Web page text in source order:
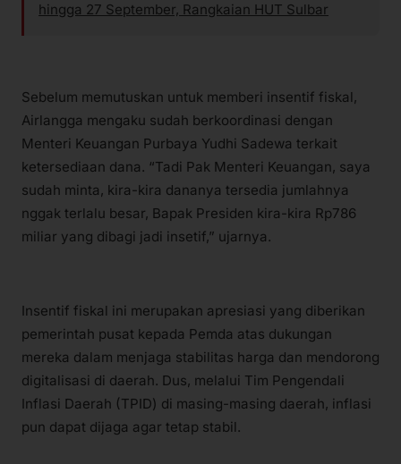
hingga 27 September, Rangkaian HUT Sulbar
Sebelum memutuskan untuk memberi insentif fiskal,
Airlangga mengaku sudah berkoordinasi dengan
Menteri Keuangan Purbaya Yudhi Sadewa terkait
ketersediaan dana. “Tadi Pak Menteri Keuangan, saya
sudah minta, kira-kira dananya tersedia jumlahnya
nggak terlalu besar, Bapak Presiden kira-kira Rp786
miliar yang dibagi jadi insetif,” ujarnya.
Insentif fiskal ini merupakan apresiasi yang diberikan
pemerintah pusat kepada Pemda atas dukungan
mereka dalam menjaga stabilitas harga dan mendorong
digitalisasi di daerah. Dus, melalui Tim Pengendali
Inflasi Daerah (TPID) di masing-masing daerah, inflasi
pun dapat dijaga agar tetap stabil.